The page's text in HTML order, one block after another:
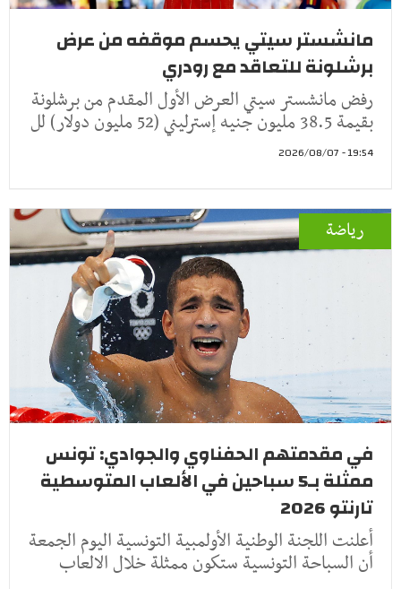
مانشستر سيتي يحسم موقفه من عرض
برشلونة للتعاقد مع رودري
رفض مانشستر سيتي العرض الأول المقدم من برشلونة
بقيمة 38.5 مليون جنيه إسترليني (52 مليون دولار) لل
19:54 - 2026/08/07
رياضة
في مقدمتهم الحفناوي والجوادي: تونس
ممثلة بـ5 سباحين في الألعاب المتوسطية
تارنتو 2026
أعلنت اللجنة الوطنية الأولمبية التونسية اليوم الجمعة
أن السباحة التونسية ستكون ممثلة خلال الالعاب